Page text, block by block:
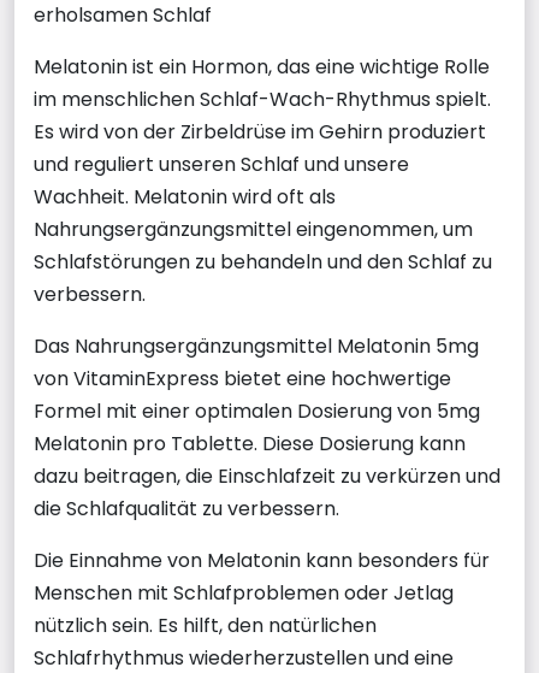
erholsamen Schlaf
Melatonin ist ein Hormon, das eine wichtige Rolle
im menschlichen Schlaf-Wach-Rhythmus spielt.
Es wird von der Zirbeldrüse im Gehirn produziert
und reguliert unseren Schlaf und unsere
Wachheit. Melatonin wird oft als
Nahrungsergänzungsmittel eingenommen, um
Schlafstörungen zu behandeln und den Schlaf zu
verbessern.
Das Nahrungsergänzungsmittel Melatonin 5mg
von VitaminExpress bietet eine hochwertige
Formel mit einer optimalen Dosierung von 5mg
Melatonin pro Tablette. Diese Dosierung kann
dazu beitragen, die Einschlafzeit zu verkürzen und
die Schlafqualität zu verbessern.
Die Einnahme von Melatonin kann besonders für
Menschen mit Schlafproblemen oder Jetlag
nützlich sein. Es hilft, den natürlichen
Schlafrhythmus wiederherzustellen und eine